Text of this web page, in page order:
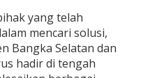
yang telah
mencari solusi,
Bangka Selatan dan
hadir di tengah